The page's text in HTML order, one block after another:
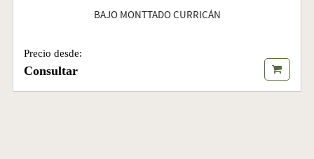
BAJO MONTTADO CURRICÁN
Precio desde:
Consultar